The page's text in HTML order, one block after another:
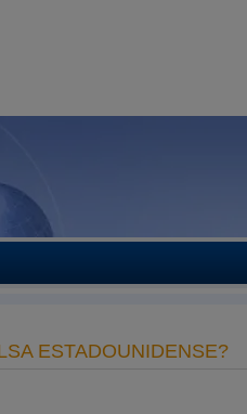
ESTADOUNIDENSE?